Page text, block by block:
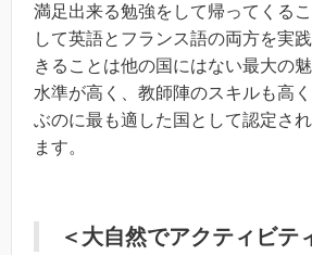
満足出来る勉強をして帰ってくる
して英語とフランス語の両方を実
きることは他の国にはない最大の
水準が高く、教師陣のスキルも高
ぶのに最も適した国として認定さ
ます。
＜大自然でアクティビテ